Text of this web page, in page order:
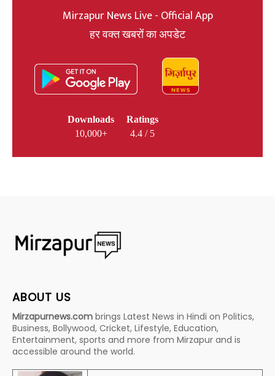
Mirzapur News Live - Official App
हर वक्त खबरों का अपडेट
Downloads
10,000+
Ratings
4.4 / 5
ABOUT US
Mirzapurnews.com brings Latest News in Hindi on Politics,
Business, Bollywood, Cricket, Lifestyle, Education,
Entertainment, sports and more from Mirzapur and is
accessible around the world.